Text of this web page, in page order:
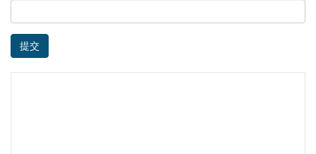
提交